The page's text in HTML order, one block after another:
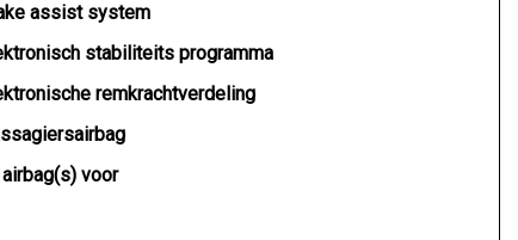
assist system
stabiliteits programma
remkrachtverdeling
voor